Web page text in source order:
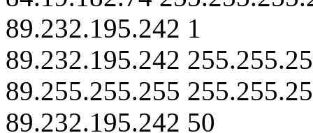
89.232.195.242 1
89.232.195.242
89.255.255.255
89.232.195.242 50